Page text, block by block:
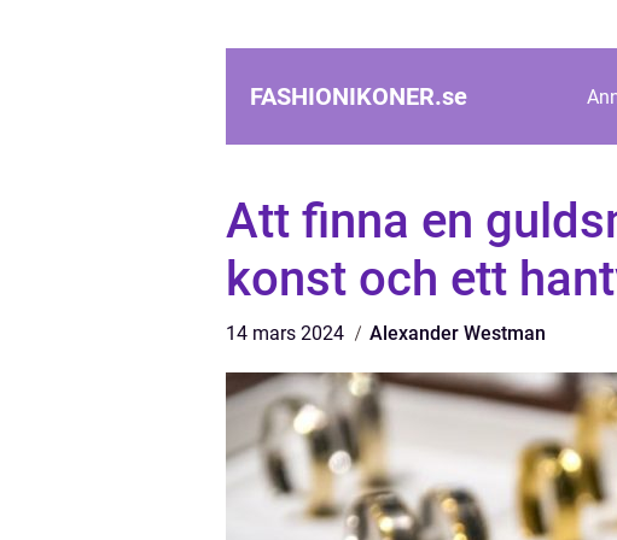
FASHIONIKONER.se
Att finna en
konst och ett
14 mars 2024 Alexander Westman